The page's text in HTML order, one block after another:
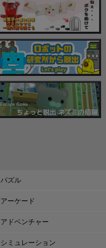
パズル
アーケード
アドベンチャー
シミュレーション